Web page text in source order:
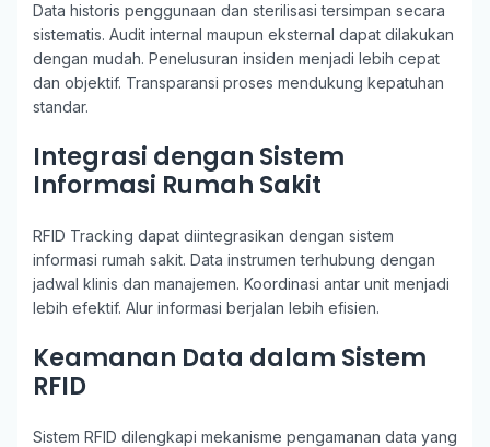
Data historis penggunaan dan sterilisasi tersimpan secara
sistematis. Audit internal maupun eksternal dapat dilakukan
dengan mudah. Penelusuran insiden menjadi lebih cepat
dan objektif. Transparansi proses mendukung kepatuhan
standar.
Integrasi dengan Sistem
Informasi Rumah Sakit
RFID Tracking dapat diintegrasikan dengan sistem
informasi rumah sakit. Data instrumen terhubung dengan
jadwal klinis dan manajemen. Koordinasi antar unit menjadi
lebih efektif. Alur informasi berjalan lebih efisien.
Keamanan Data dalam Sistem
RFID
Sistem RFID dilengkapi mekanisme pengamanan data yang